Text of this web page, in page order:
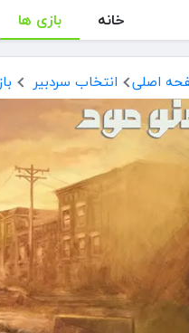
خانه بازی ها
اصلی انتخاب سردبیر